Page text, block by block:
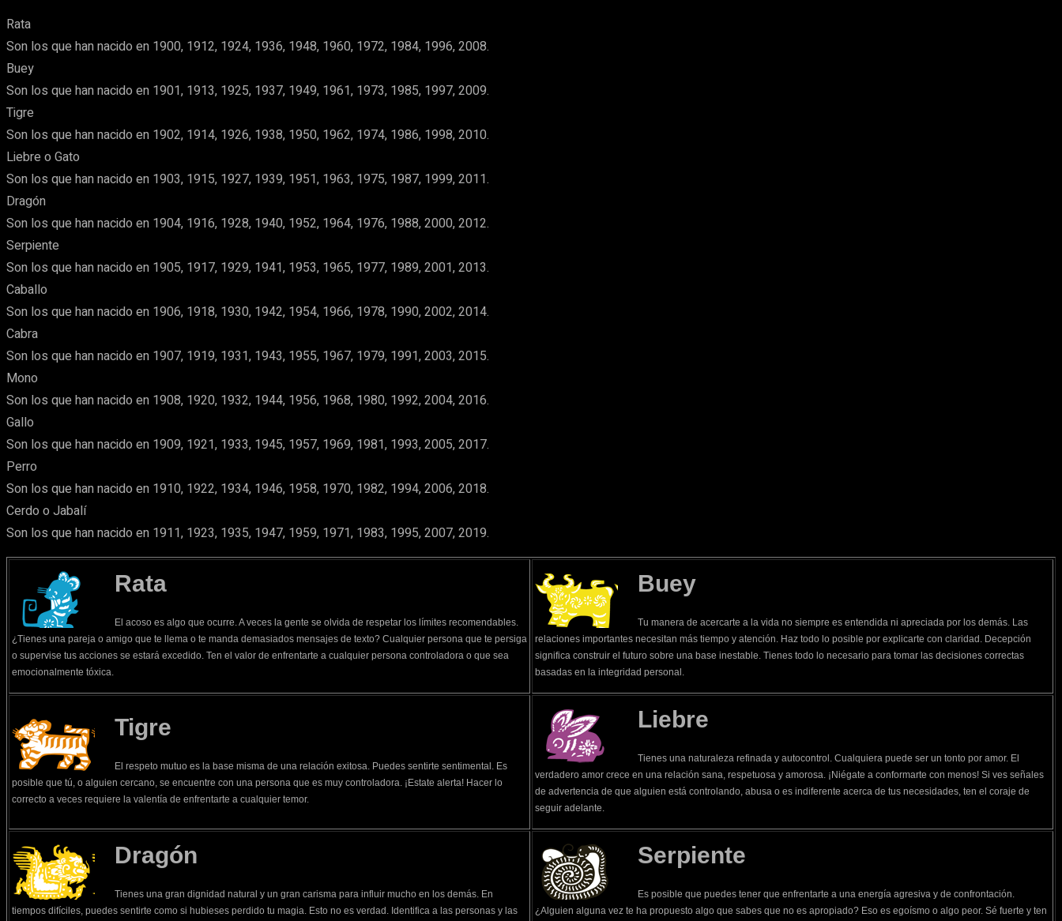
Rata
Son los que han nacido en 1900, 1912, 1924, 1936, 1948, 1960, 1972, 1984, 1996, 2008.
Buey
Son los que han nacido en 1901, 1913, 1925, 1937, 1949, 1961, 1973, 1985, 1997, 2009.
Tigre
Son los que han nacido en 1902, 1914, 1926, 1938, 1950, 1962, 1974, 1986, 1998, 2010.
Liebre o Gato
Son los que han nacido en 1903, 1915, 1927, 1939, 1951, 1963, 1975, 1987, 1999, 2011.
Dragón
Son los que han nacido en 1904, 1916, 1928, 1940, 1952, 1964, 1976, 1988, 2000, 2012.
Serpiente
Son los que han nacido en 1905, 1917, 1929, 1941, 1953, 1965, 1977, 1989, 2001, 2013.
Caballo
Son los que han nacido en 1906, 1918, 1930, 1942, 1954, 1966, 1978, 1990, 2002, 2014.
Cabra
Son los que han nacido en 1907, 1919, 1931, 1943, 1955, 1967, 1979, 1991, 2003, 2015.
Mono
Son los que han nacido en 1908, 1920, 1932, 1944, 1956, 1968, 1980, 1992, 2004, 2016.
Gallo
Son los que han nacido en 1909, 1921, 1933, 1945, 1957, 1969, 1981, 1993, 2005, 2017.
Perro
Son los que han nacido en 1910, 1922, 1934, 1946, 1958, 1970, 1982, 1994, 2006, 2018.
Cerdo o Jabalí
Son los que han nacido en 1911, 1923, 1935, 1947, 1959, 1971, 1983, 1995, 2007, 2019.
Rata
El acoso es algo que ocurre. A veces la gente se olvida de respetar los límites recomendables.
¿Tienes una pareja o amigo que te llema o te manda demasiados mensajes de texto? Cualquier persona que te persiga
o supervise tus acciones se estará excedido. Ten el valor de enfrentarte a cualquier persona controladora o que sea
emocionalmente tóxica.
Buey
Tu manera de acercarte a la vida no siempre es entendida ni apreciada por los demás. Las
relaciones importantes necesitan más tiempo y atención. Haz todo lo posible por explicarte con claridad. Decepción
significa construir el futuro sobre una base inestable. Tienes todo lo necesario para tomar las decisiones correctas
basadas en la integridad personal.
Tigre
El respeto mutuo es la base misma de una relación exitosa. Puedes sentirte sentimental. Es
posible que tú, o alguien cercano, se encuentre con una persona que es muy controladora. ¡Estate alerta! Hacer lo
correcto a veces requiere la valentía de enfrentarte a cualquier temor.
Liebre
Tienes una naturaleza refinada y autocontrol. Cualquiera puede ser un tonto por amor. El
verdadero amor crece en una relación sana, respetuosa y amorosa. ¡Niégate a conformarte con menos! Si ves señales
de advertencia de que alguien está controlando, abusa o es indiferente acerca de tus necesidades, ten el coraje de
seguir adelante.
Dragón
Tienes una gran dignidad natural y un gran carisma para influir mucho en los demás. En
tiempos difíciles, puedes sentirte como si hubieses perdido tu magia. Esto no es verdad. Identifica a las personas y las
Serpiente
Es posible que puedes tener que enfrentarte a una energía agresiva y de confrontación.
¿Alguien alguna vez te ha propuesto algo que sabes que no es apropiado? Eso es egoísmo o algo peor. Sé fuerte y ten